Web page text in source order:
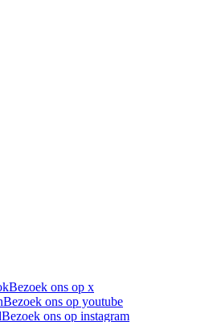
Bezoek ons op x
Bezoek ons op youtube
Bezoek ons op instagram